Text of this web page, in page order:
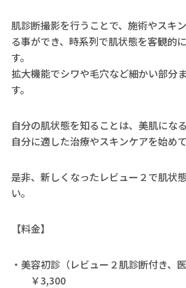
肌診断撮影を行うことで、施術やスキ
る事ができ、時系列で肌状態を客観的
す。
拡大機能でシワや毛穴など細かい部分
す。
自分の肌状態を知ることは、美肌にな
自分に適した治療やスキンケアを始め
是非、新しくなったレビュー２で肌状
い。
【料金】
・美容初診（レビュー２肌診断付き、
￥3,300